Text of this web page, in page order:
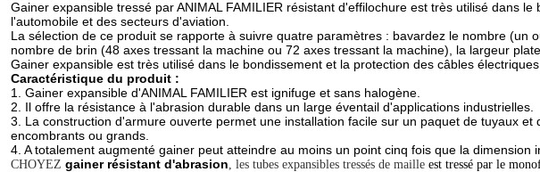
Gainer expansible tressé par ANIMAL FAMILIER résistant d'effilochure est très utilisé dans
l'automobile et des secteurs d'aviation.
La sélection de ce produit se rapporte à suivre quatre paramètres : bavardez le nombre (un
nombre de brin (48 axes tressant la machine ou 72 axes tressant la machine), la largeur
Gainer expansible est très utilisé dans le bondissement et la protection des câbles
Caractéristique du produit :
1. Gainer expansible d'ANIMAL FAMILIER est ignifuge et sans halogène.
2. Il offre la résistance à l'abrasion durable dans un large éventail d'applications industrielles.
3. La construction d'armure ouverte permet une installation facile sur un paquet de tuyaux
encombrants ou grands.
4. A totalement augmenté gainer peut atteindre au moins un point cinq fois que la dimension
CHOYEZ gainer résistant d'abrasion, les tubes expansibles tressés de maille est tressé par le